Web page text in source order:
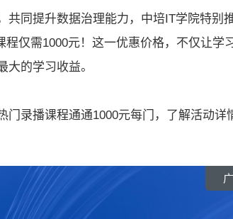
共同提升数据治理能力，中培IT学院特别
仅需1000元！这一优惠价格，不仅让学
的学习收益。
门录播课程通通1000元每门，了解活动详